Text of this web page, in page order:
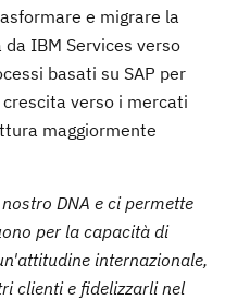
e migrare la
IBM Services verso
basati su SAP per
verso i mercati
maggiormente
DNA e ci permette
per la capacità di
internazionale,
clienti e fidelizzarli nel